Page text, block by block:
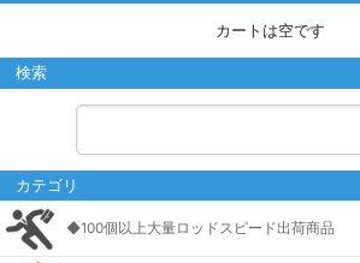
カートは空です
検索
カテゴリ
◆100個以上大量ロッドスピード出荷商品